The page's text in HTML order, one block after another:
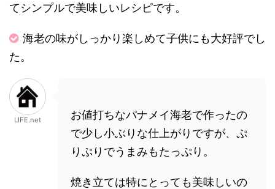
てシンプルで美味しいレシピです。
海老の味がしっかり楽しめて子供にも大好評でし
た。
LIFE.net
お値打ちなパナメイ海老で作ったの
で少し小ぶりな仕上がりですが、ぷ
りぷりでうまみもたっぷり。
焼き立ては特にとっても美味しいの